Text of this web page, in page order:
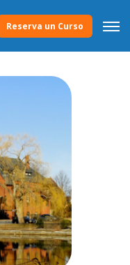
Reserva un Curso